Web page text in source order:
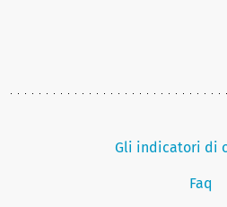
Gli indicatori di
Faq